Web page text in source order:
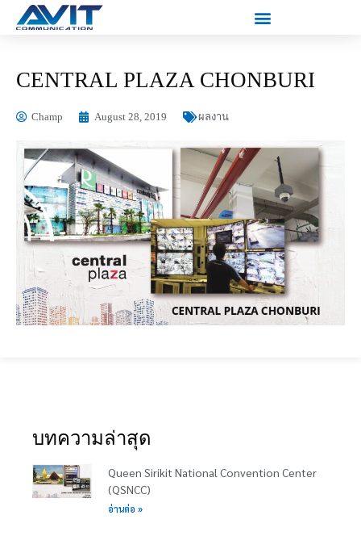
CENTRAL PLAZA CHONBURI
Champ August 28, 2019 ผลงาน
บทความล่าสุด
Queen Sirikit National Convention Center
(QSNCC)
อ่านต่อ »